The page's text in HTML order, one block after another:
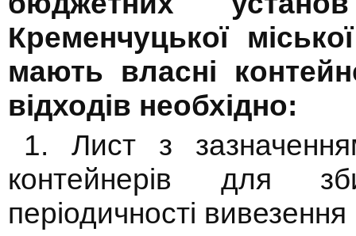
Кременчуцької
мають власні
відходів необхідно:
1. Лист з
контейнерів для
періодичності